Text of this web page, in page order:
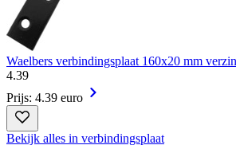
Waelbers verbindingsplaat 160x20 mm
4.39
Prijs: 4.39 euro
Bekijk alles in verbindingsplaat